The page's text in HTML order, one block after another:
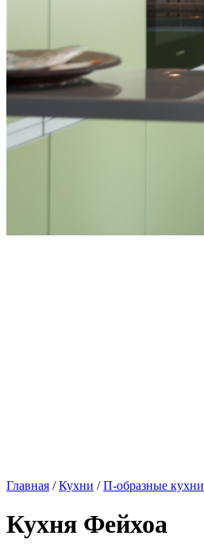
Главная /Кухни /П-образные кухни
Кухня Фейхоа